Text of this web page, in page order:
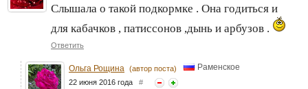
Слышала о такой подкормке . Она годиться и
для кабачков , патиссонов ,дынь и арбузов .
Ответить
Ольга Рощина (автор поста) Раменское
22 июня 2016 года #